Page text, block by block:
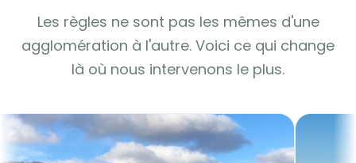
Les règles ne sont pas les mêmes d'une
agglomération à l'autre. Voici ce qui change
là où nous intervenons le plus.